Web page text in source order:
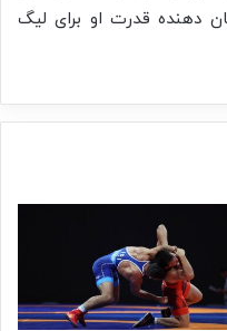
دهنده قدرت او برای لیگ